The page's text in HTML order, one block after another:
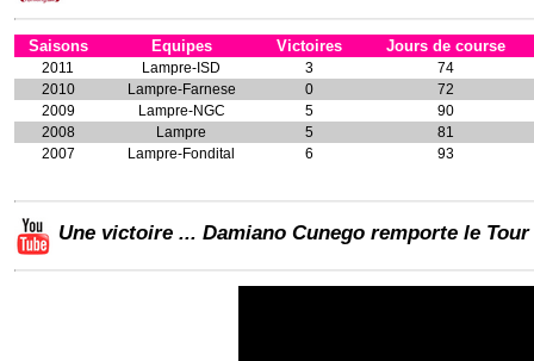
Saisons Equipes Victoires Jours de course
2011 Lampre-ISD 3
74
2010
Lampre-Farnese 0
72
2009
Lampre-NGC 5
90
2008
Lampre 5
81
2007
Lampre-Fondital 6 93
Une victoire ... Damiano Cunego remporte le